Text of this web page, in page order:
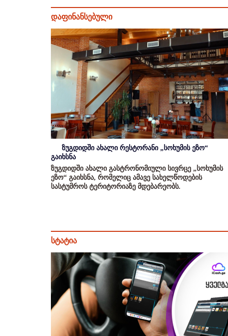
დაფინანსებული
ზუგდიდში ახალი რესტორანი „სოხუმის ეზო“
გაიხსნა
ზუგდიდში ახალი გასტრონომიული სივრცე „სოხუმის
ეზო“ გაიხსნა, რომელიც ამავე სახელწოდების
სასტუმროს ტერიტორიაზე მდებარეობს.
სტატია